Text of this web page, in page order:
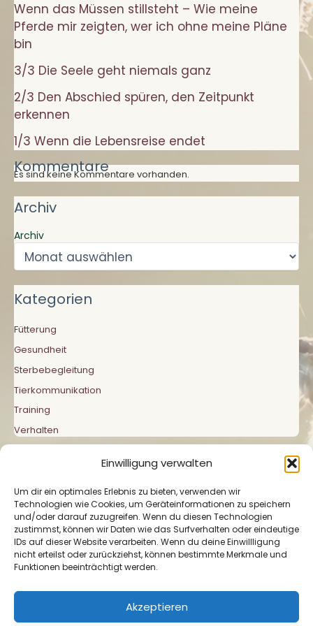
Einwilligung verwalten
Um dir ein optimales Erlebnis zu bieten, verwenden wir
Technologien wie Cookies, um Geräteinformationen zu speichern
und/oder darauf zuzugreifen. Wenn du diesen Technologien
zustimmst, können wir Daten wie das Surfverhalten oder eindeutige
IDs auf dieser Website verarbeiten. Wenn du deine Einwillligung
nicht erteilst oder zurückziehst, können bestimmte Merkmale und
Funktionen beeinträchtigt werden.
Akzeptieren
Wenn das Müssen stillsteht – Wie meine
Pferde mir zeigten, wer ich ohne meine Pläne
bin
3/3 Die Seele geht niemals ganz
2/3 Den Abschied spüren, den Zeitpunkt
erkennen
1/3 Wenn die Lebensreise endet
Kommentare
Es sind keine Kommentare vorhanden.
Archiv
Archiv
Kategorien
Fütterung
Gesundheit
Sterbebegleitung
Tierkommunikation
Training
Verhalten
Impressum|Datenschutzerklärung|Cookie-
Richtlinie